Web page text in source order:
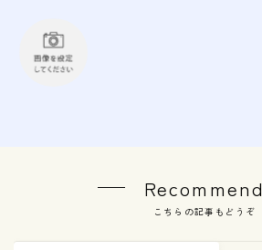
Recommend
こちらの記事もどうぞ